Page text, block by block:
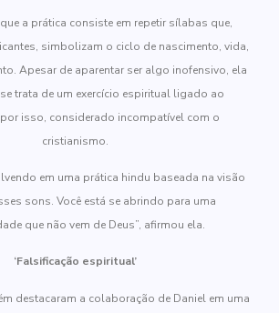
a prática consiste em repetir sílabas que,
simbolizam o ciclo de nascimento, vida,
Apesar de aparentar ser algo inofensivo, ela
trata de um exercício espiritual ligado ao
isso, considerado incompatível com o
cristianismo.
em uma prática hindu baseada na visão
sons. Você está se abrindo para uma
que não vem de Deus”, afirmou ela.
‘Falsificação espiritual’
destacaram a colaboração de Daniel em uma